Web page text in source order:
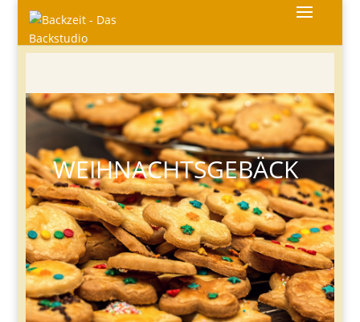
WEIHNACHTSGEBÄCK